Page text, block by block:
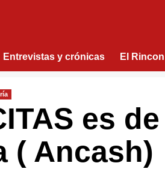
Entrevistas y crónicas El
es
( Ancash)